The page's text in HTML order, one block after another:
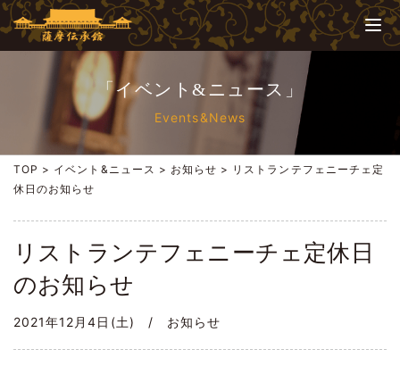
「イベント&ニュース」
Events&News
TOP > イベント&ニュース > お知らせ > リストランテフェニーチェ定
休日のお知らせ
リストランテフェニーチェ定休日
のお知らせ
2021年12月4日(土) / お知らせ